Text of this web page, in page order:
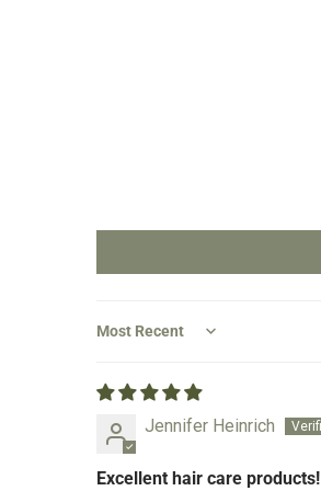
Sort by
Jennifer Heinrich
Excellent hair care products!